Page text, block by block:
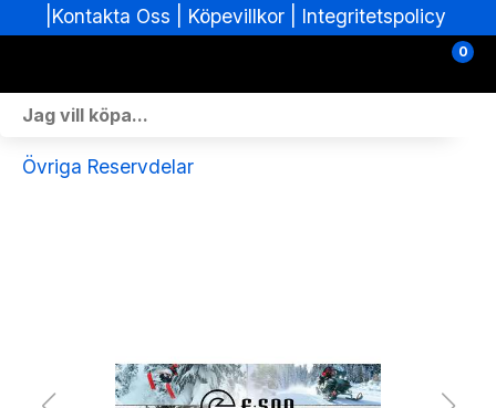
Köpevillkor| Integritetspolicy
0
Fordon i lager
Övriga Reservdelar